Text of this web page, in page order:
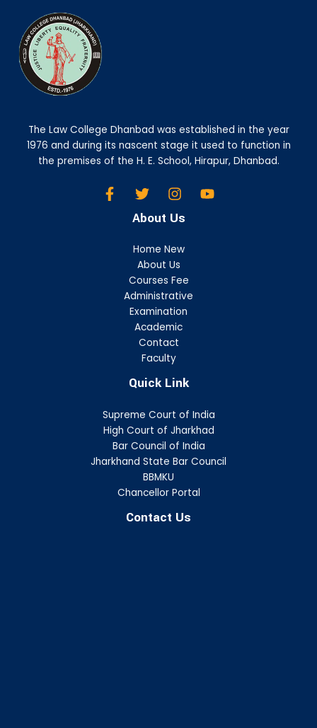
The Law College Dhanbad was established in the year
1976 and during its nascent stage it used to function in
the premises of the H. E. School, Hirapur, Dhanbad.
About Us
Home New
About Us
Courses Fee
Administrative
Examination
Academic
Contact
Faculty
Quick Link
Supreme Court of India
High Court of Jharkhad
Bar Council of India
Jharkhand State Bar Council
BBMKU
Chancellor Portal
Contact Us